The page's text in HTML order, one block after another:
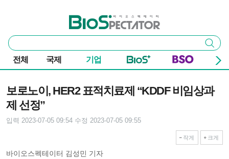
바이오스펙테이터
통
합
검
색
검색
전체 국제 기업
보로노이, HER2 표적치료제 “KDDF 비임상과
제 선정”
입력 2023-07-05 09:54 수정 2023-07-05 09:55
작게 크게
바이오스펙테이터 김성민 기자